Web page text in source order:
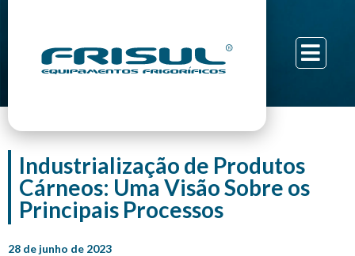
Industrialização de Produtos
Cárneos: Uma Visão Sobre os
Principais Processos
28 de junho de 2023